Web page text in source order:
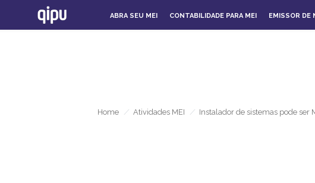
Home / Atividades MEI / Instalador de sistemas pode ser
ABRA SEU MEI CONTABILIDADE PARA MEI EMISSOR DE